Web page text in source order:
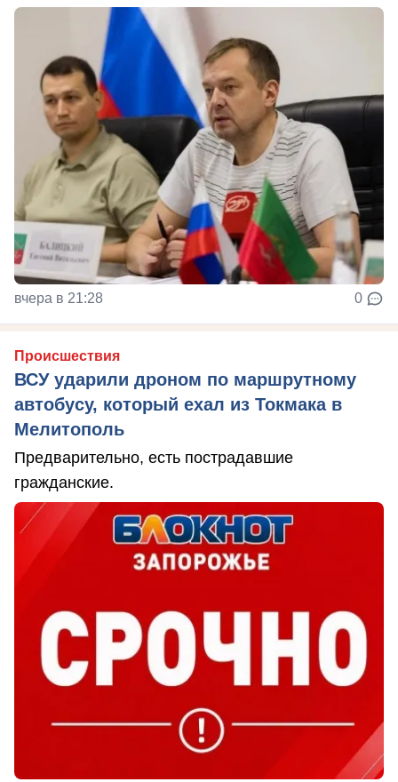
вчера в 21:28 0
Происшествия
ВСУ ударили дроном по маршрутному
автобусу, который ехал из Токмака в
Мелитополь
Предварительно, есть пострадавшие
гражданские.